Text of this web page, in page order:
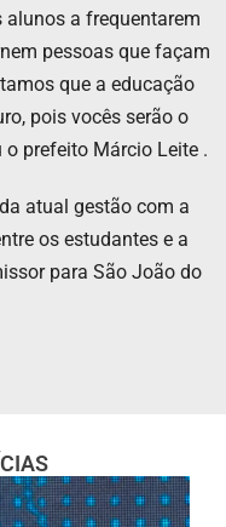
a frequentarem
pessoas que façam
que a educação
pois vocês serão o
prefeito Márcio Leite .
atual gestão com a
os estudantes e a
para São João do